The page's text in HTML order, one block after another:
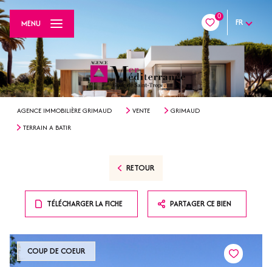
0
FR
MENU
AGENCE IMMOBILIÈRE GRIMAUD VENTE
GRIMAUD
TERRAIN A BATIR
RETOUR
TÉLÉCHARGER LA FICHE PARTAGER CE BIEN
COUP DE COEUR